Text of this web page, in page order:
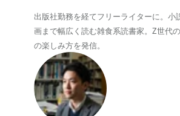
出版社勤務を経てフリーライターに。小
画まで幅広く読む雑食系読書家。Z世代
の楽しみ方を発信。